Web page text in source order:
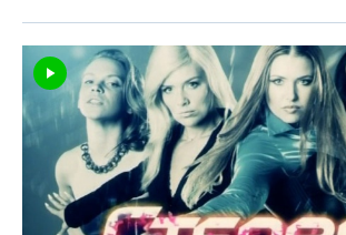
друзьями. Один из них —
работающий в криминальной
рассказывает Нике о лифтовом
из вечеров она встречается один на
лифте…